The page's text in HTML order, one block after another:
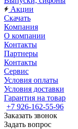
Акции
Скачать
Компания
О компании
Контакты
Партнеры
Контакты
Сервис
Условия оплаты
Условия доставки
Гарантия на товар
+7 926-162-55-96
Заказать звонок
Задать вопрос